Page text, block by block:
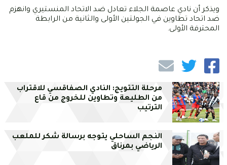
ويذكر أن نادي عاصمة الجلاء تعادل ضد الاتحاد المنستيري وانهزم
ضد اتحاد تطاوين في الجولتين الأولى والثانية من الرابطة
المحترفة الأولى.
مرحلة التتويج: النادي الصفاقسي للاقتراب
من الطليعة وتطاوين للخروج من قاع
الترتيب
النجم الساحلي يتوجه برسالة شكر للملعب
الرياضي بمرناق